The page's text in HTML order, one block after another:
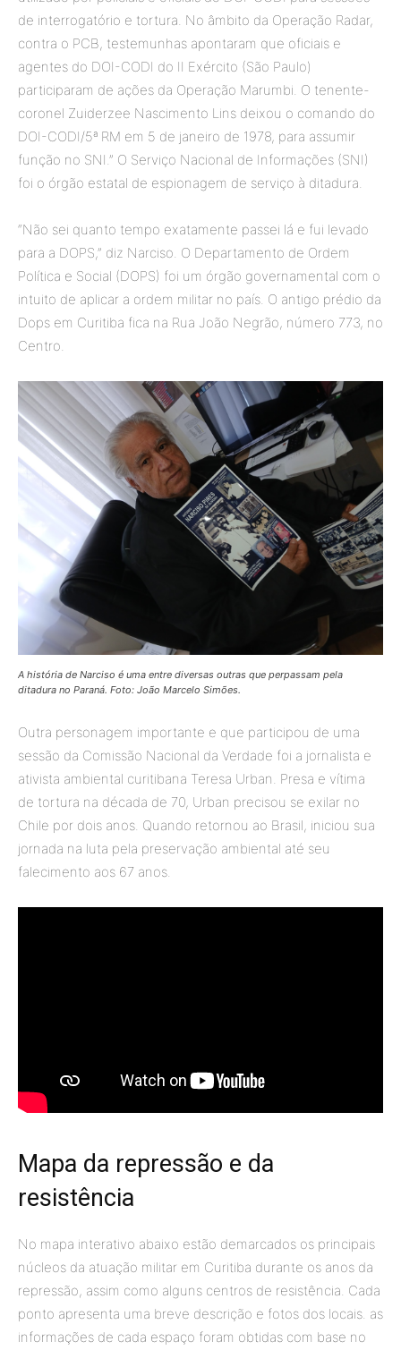
de interrogatório e tortura. No âmbito da Operação Radar,
contra o PCB, testemunhas apontaram que oficiais e
agentes do DOI-CODI do II Exército (São Paulo)
participaram de ações da Operação Marumbi. O tenente-
coronel Zuiderzee Nascimento Lins deixou o comando do
DOI-CODI/5ª RM em 5 de janeiro de 1978, para assumir
função no SNI.” O Serviço Nacional de Informações (SNI)
foi o órgão estatal de espionagem de serviço à ditadura.
“Não sei quanto tempo exatamente passei lá e fui levado
para a DOPS,” diz Narciso. O Departamento de Ordem
Política e Social (DOPS) foi um órgão governamental com o
intuito de aplicar a ordem militar no país. O antigo prédio da
Dops em Curitiba fica na Rua João Negrão, número 773, no
Centro.
A história de Narciso é uma entre diversas outras que perpassam pela
ditadura no Paraná. Foto: João Marcelo Simões.
Outra personagem importante e que participou de uma
sessão da Comissão Nacional da Verdade foi a jornalista e
ativista ambiental curitibana Teresa Urban. Presa e vítima
de tortura na década de 70, Urban precisou se exilar no
Chile por dois anos. Quando retornou ao Brasil, iniciou sua
jornada na luta pela preservação ambiental até seu
falecimento aos 67 anos.
Mapa da repressão e da
resistência
No mapa interativo abaixo estão demarcados os principais
núcleos da atuação militar em Curitiba durante os anos da
repressão, assim como alguns centros de resistência. Cada
ponto apresenta uma breve descrição e fotos dos locais. as
informações de cada espaço foram obtidas com base no